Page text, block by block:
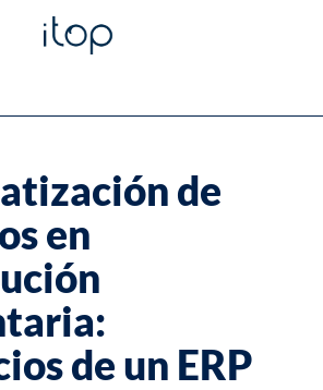
de
en
de un ERP